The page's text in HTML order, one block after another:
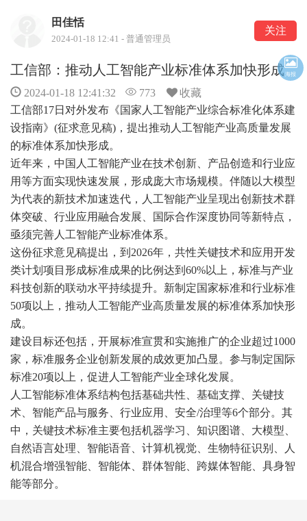
田佳恬
2024-01-18 12:41 - 普通管理员
关注
工信部：推动人工智能产业标准体系加快形成
2024-01-18 12:41:32 773
收藏
工信部17日对外发布《国家人工智能产业综合标准化体系建
设指南》(征求意见稿)，提出推动人工智能产业高质量发展
的标准体系加快形成。
近年来，中国人工智能产业在技术创新、产品创造和行业应
用等方面实现快速发展，形成庞大市场规模。伴随以大模型
为代表的新技术加速迭代，人工智能产业呈现出创新技术群
体突破、行业应用融合发展、国际合作深度协同等新特点，
亟须完善人工智能产业标准体系。
这份征求意见稿提出，到2026年，共性关键技术和应用开发
类计划项目形成标准成果的比例达到60%以上，标准与产业
科技创新的联动水平持续提升。新制定国家标准和行业标准
50项以上，推动人工智能产业高质量发展的标准体系加快形
成。
建设目标还包括，开展标准宣贯和实施推广的企业超过1000
家，标准服务企业创新发展的成效更加凸显。参与制定国际
标准20项以上，促进人工智能产业全球化发展。
人工智能标准体系结构包括基础共性、基础支撑、关键技
术、智能产品与服务、行业应用、安全/治理等6个部分。其
中，关键技术标准主要包括机器学习、知识图谱、大模型、
自然语言处理、智能语音、计算机视觉、生物特征识别、人
机混合增强智能、智能体、群体智能、跨媒体智能、具身智
能等部分。
海报